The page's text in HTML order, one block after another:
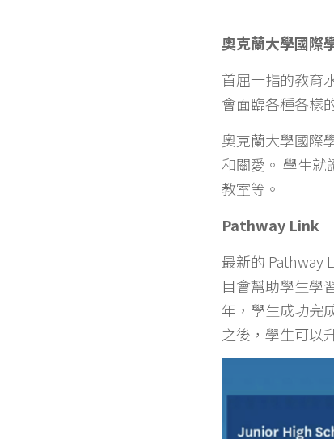
奧克蘭大學國際
首屈一指的教育
會面臨各種各樣
奧克蘭大學國際
和關愛。 學生就
教室等。
Pathway Link
最新的 Pathway
目會幫助學生學
年，學生成功完
之後，學生可以